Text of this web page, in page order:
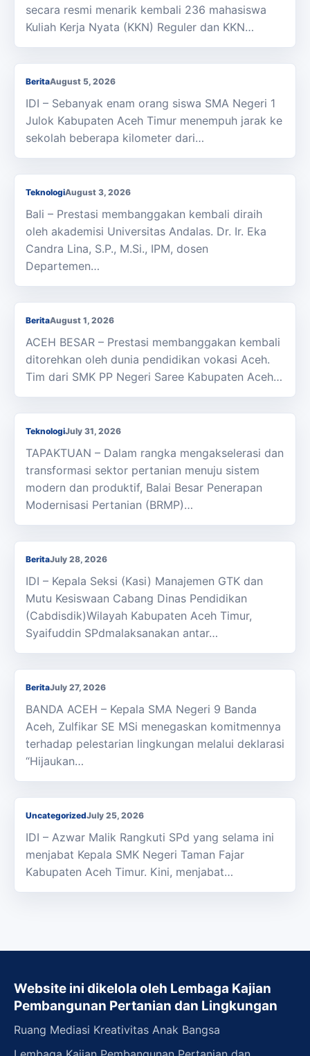
secara resmi menarik kembali 236 mahasiswa
Kuliah Kerja Nyata (KKN) Reguler dan KKN…
Berjalan Kaki ke Sekolah, Enam Siswa SMAN 1
Julok Butuh Sepeda
BeritaAugust 5, 2026
IDI – Sebanyak enam orang siswa SMA Negeri 1
Julok Kabupaten Aceh Timur menempuh jarak ke
sekolah beberapa kilometer dari…
Dosen Universitas Andalas Raih Predikat Best
Presenter pada ICOEE 2026 Berkat Inovasi
Nanoinsektisida Botani
TeknologiAugust 3, 2026
Bali – Prestasi membanggakan kembali diraih
oleh akademisi Universitas Andalas. Dr. Ir. Eka
Candra Lina, S.P., M.Si., IPM, dosen
Departemen…
Membanggakan, Siswa SMK PPN Saree Raih
Juara LKS Nasional 2026
BeritaAugust 1, 2026
ACEH BESAR – Prestasi membanggakan kembali
ditorehkan oleh dunia pendidikan vokasi Aceh.
Tim dari SMK PP Negeri Saree Kabupaten Aceh…
BRMP Aceh Perkenalkan Sistem Tanam Padi
Teknologi Modern PM AAS Di Aceh Selatan
TeknologiJuly 31, 2026
TAPAKTUAN – Dalam rangka mengakselerasi dan
transformasi sektor pertanian menuju sistem
modern dan produktif, Balai Besar Penerapan
Modernisasi Pertanian (BRMP)…
Kasi Cabdisdik Kabupaten Aceh Timur Antar
Tugas Kepala SMKN 1 Julok
BeritaJuly 28, 2026
IDI – Kepala Seksi (Kasi) Manajemen GTK dan
Mutu Kesiswaan Cabang Dinas Pendidikan
(Cabdisdik)Wilayah Kabupaten Aceh Timur,
Syaifuddin SPdmalaksanakan antar…
Kepala SMAN 9 Banda Aceh Deklarasi Hijaukan
Sekolah dan Lestarikan Lingkungan
BeritaJuly 27, 2026
BANDA ACEH – Kepala SMA Negeri 9 Banda
Aceh, Zulfikar SE MSi menegaskan komitmennya
terhadap pelestarian lingkungan melalui deklarasi
“Hijaukan…
Mantan Kepala SMAN Taman Fajar Nakhodai
SMKN 1 Idi
UncategorizedJuly 25, 2026
IDI – Azwar Malik Rangkuti SPd yang selama ini
menjabat Kepala SMK Negeri Taman Fajar
Kabupaten Aceh Timur. Kini, menjabat…
Website ini dikelola oleh Lembaga Kajian
Pembangunan Pertanian dan Lingkungan
Ruang Mediasi Kreativitas Anak Bangsa